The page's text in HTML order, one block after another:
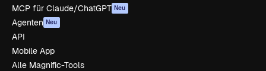
MCP für Claude/ChatGPT Neu
Agenten Neu
API
Mobile App
Alle Magnific-Tools